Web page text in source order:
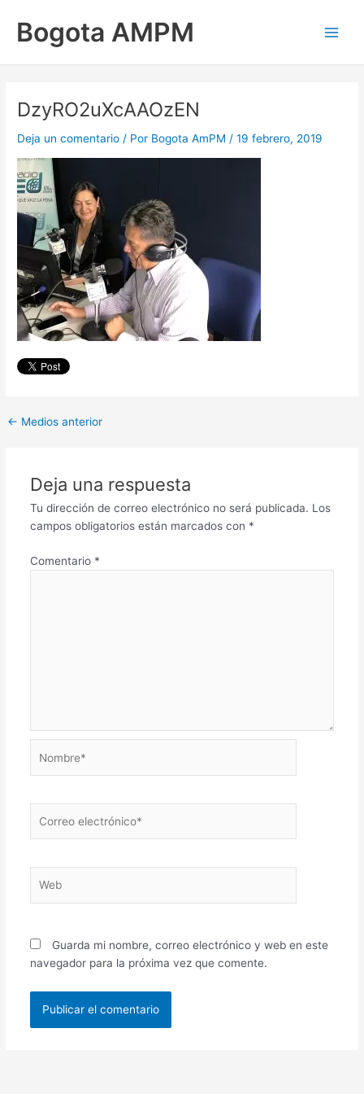
contenido
Bogota AMPM
DzyRO2uXcAAOzEN
Deja un comentario / Por Bogota AmPM /19 febrero, 2019
← Medios anterior
Deja una respuesta
Tu dirección de correo electrónico no será publicada. Los
campos obligatorios están marcados con *
Comentario *
electrónico*
Guarda mi nombre, correo electrónico y web en este
navegador para la próxima vez que comente.